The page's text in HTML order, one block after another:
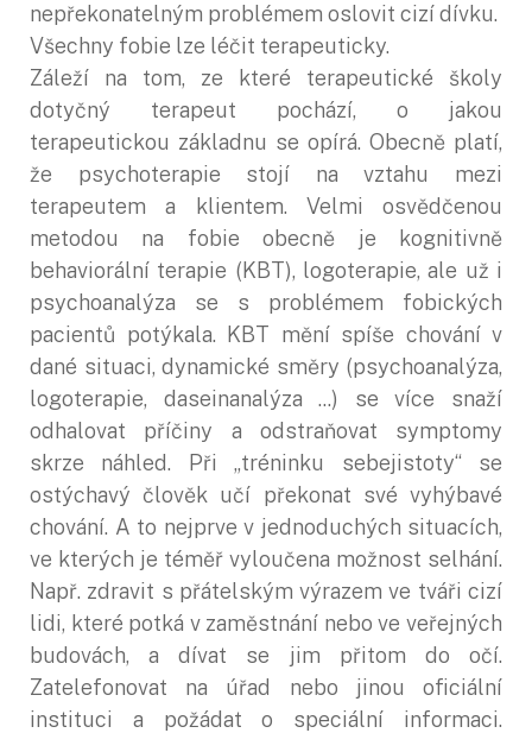
nepřekonatelným problémem oslovit cizí dívku.
Všechny fobie lze léčit terapeuticky.
Záleží na tom, ze které terapeutické školy
dotyčný terapeut pochází, o jakou
terapeutickou základnu se opírá. Obecně platí,
že psychoterapie stojí na vztahu mezi
terapeutem a klientem. Velmi osvědčenou
metodou na fobie obecně je kognitivně
behaviorální terapie (KBT), logoterapie, ale už i
psychoanalýza se s problémem fobických
pacientů potýkala. KBT mění spíše chování v
dané situaci, dynamické směry (psychoanalýza,
logoterapie, daseinanalýza ...) se více snaží
odhalovat příčiny a odstraňovat symptomy
skrze náhled. Při „tréninku sebejistoty“ se
ostýchavý člověk učí překonat své vyhýbavé
chování. A to nejprve v jednoduchých situacích,
ve kterých je téměř vyloučena možnost selhání.
Např. zdravit s přátelským výrazem ve tváři cizí
lidi, které potká v zaměstnání nebo ve veřejných
budovách, a dívat se jim přitom do očí.
Zatelefonovat na úřad nebo jinou oficiální
instituci a požádat o speciální informaci.